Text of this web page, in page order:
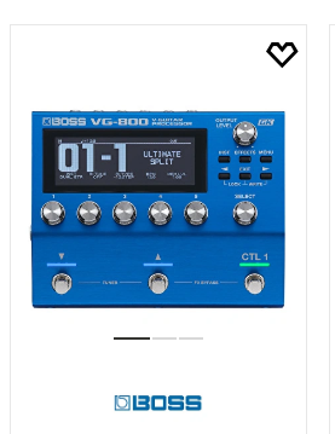
SEPETE EKLE